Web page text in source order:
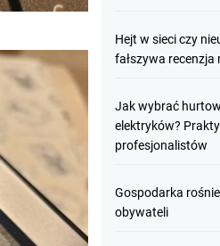
Hejt w sieci czy
fałszywa recenzja
Jak wybrać
elektryków?
profesjonalistów
Gospodarka
obywateli